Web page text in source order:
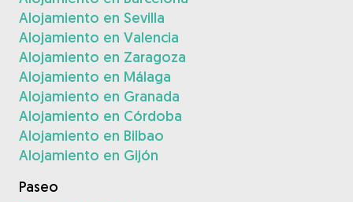
Alojamiento en Sevilla
Alojamiento en Valencia
Alojamiento en Zaragoza
Alojamiento en Málaga
Alojamiento en Granada
Alojamiento en Córdoba
Alojamiento en Bilbao
Alojamiento en Gijón
Paseo